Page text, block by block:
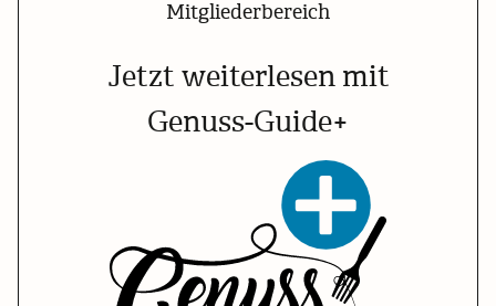
Mitgliederbereich
Jetzt weiterlesen mit
Genuss-Guide+